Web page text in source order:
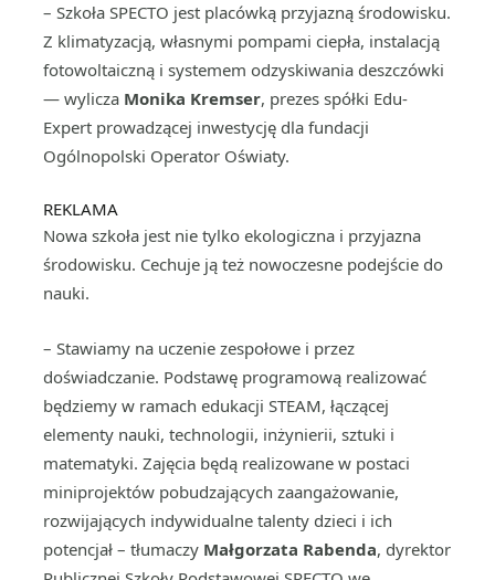
– Szkoła SPECTO jest placówką przyjazną środowisku.
Z klimatyzacją, własnymi pompami ciepła, instalacją
fotowoltaiczną i systemem odzyskiwania deszczówki
— wylicza Monika Kremser, prezes spółki Edu-
Expert prowadzącej inwestycję dla fundacji
Ogólnopolski Operator Oświaty.
REKLAMA
Nowa szkoła jest nie tylko ekologiczna i przyjazna
środowisku. Cechuje ją też nowoczesne podejście do
nauki.
– Stawiamy na uczenie zespołowe i przez
doświadczanie. Podstawę programową realizować
będziemy w ramach edukacji STEAM, łączącej
elementy nauki, technologii, inżynierii, sztuki i
matematyki. Zajęcia będą realizowane w postaci
miniprojektów pobudzających zaangażowanie,
rozwijających indywidualne talenty dzieci i ich
potencjał – tłumaczy Małgorzata Rabenda, dyrektor